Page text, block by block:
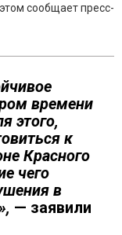
сообщает пресс-
времени
этого,
к
Красного
чего
в
— заявили